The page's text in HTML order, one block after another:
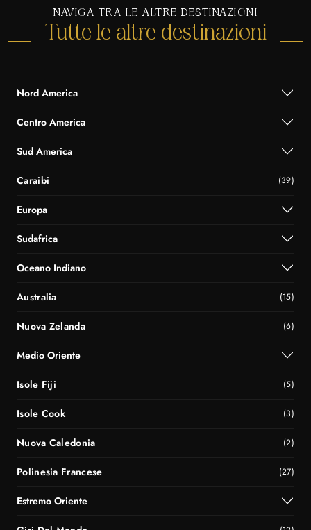
NAVIGA TRA LE ALTRE DESTINAZIONI
Tutte le altre destinazioni
Nord America
Centro America
Sud America
Caraibi (39)
Europa
Sudafrica
Oceano Indiano
Australia (15)
Nuova Zelanda (6)
Medio Oriente
Isole Fiji (5)
Isole Cook (3)
Nuova Caledonia (2)
Polinesia Francese (27)
Estremo Oriente